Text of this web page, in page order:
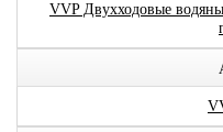
VVP Двухходовые